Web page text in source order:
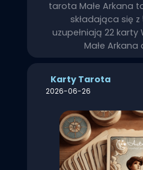
tarota Małe Arkana
składająca się
uzupełniają 22 karty
Małe Arkana
Karty Tarota
2026-06-26